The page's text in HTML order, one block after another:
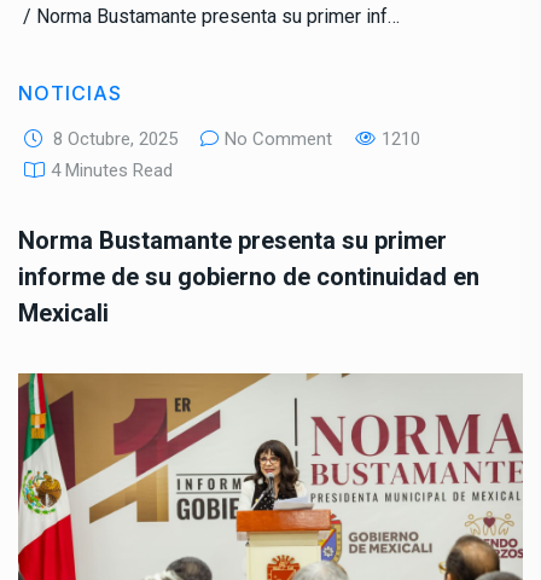
/ Norma Bustamante presenta su primer informe de su gobierno de continuidad en Mexicali
NOTICIAS
8 Octubre, 2025 No Comment
1210
4 Minutes Read
Norma Bustamante presenta su primer
informe de su gobierno de continuidad en
Mexicali